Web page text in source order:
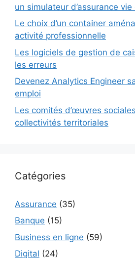
un simulateur d’assurance
Le choix d’un container
activité professionnelle
Les logiciels de gestion de
les erreurs
Devenez Analytics Engineer
emploi
Les comités d’œuvres
collectivités territoriales
Catégories
Assurance (35)
Banque (15)
Business en ligne (59)
Digital (24)